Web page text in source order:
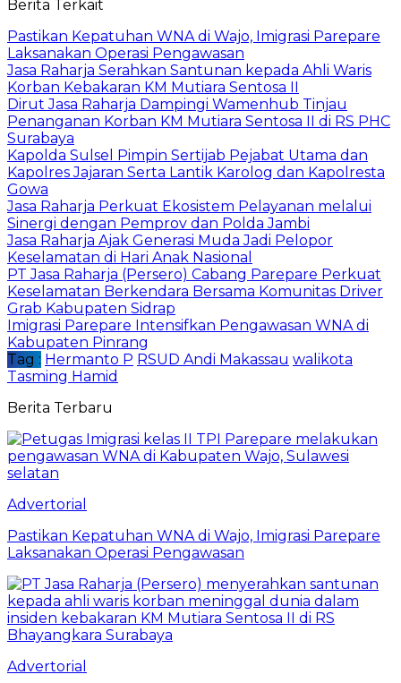
Berita Terkait
Pastikan Kepatuhan WNA di Wajo, Imigrasi Parepare
Laksanakan Operasi Pengawasan
Jasa Raharja Serahkan Santunan kepada Ahli Waris
Korban Kebakaran KM Mutiara Sentosa II
Dirut Jasa Raharja Dampingi Wamenhub Tinjau
Penanganan Korban KM Mutiara Sentosa II di RS PHC
Surabaya
Kapolda Sulsel Pimpin Sertijab Pejabat Utama dan
Kapolres Jajaran Serta Lantik Karolog dan Kapolresta
Gowa
Jasa Raharja Perkuat Ekosistem Pelayanan melalui
Sinergi dengan Pemprov dan Polda Jambi
Jasa Raharja Ajak Generasi Muda Jadi Pelopor
Keselamatan di Hari Anak Nasional
PT Jasa Raharja (Persero) Cabang Parepare Perkuat
Keselamatan Berkendara Bersama Komunitas Driver
Grab Kabupaten Sidrap
Imigrasi Parepare Intensifkan Pengawasan WNA di
Kabupaten Pinrang
Tag : Hermanto P RSUD Andi Makassau walikota
Tasming Hamid
Berita Terbaru
Advertorial
Pastikan Kepatuhan WNA di Wajo, Imigrasi Parepare
Laksanakan Operasi Pengawasan
Advertorial